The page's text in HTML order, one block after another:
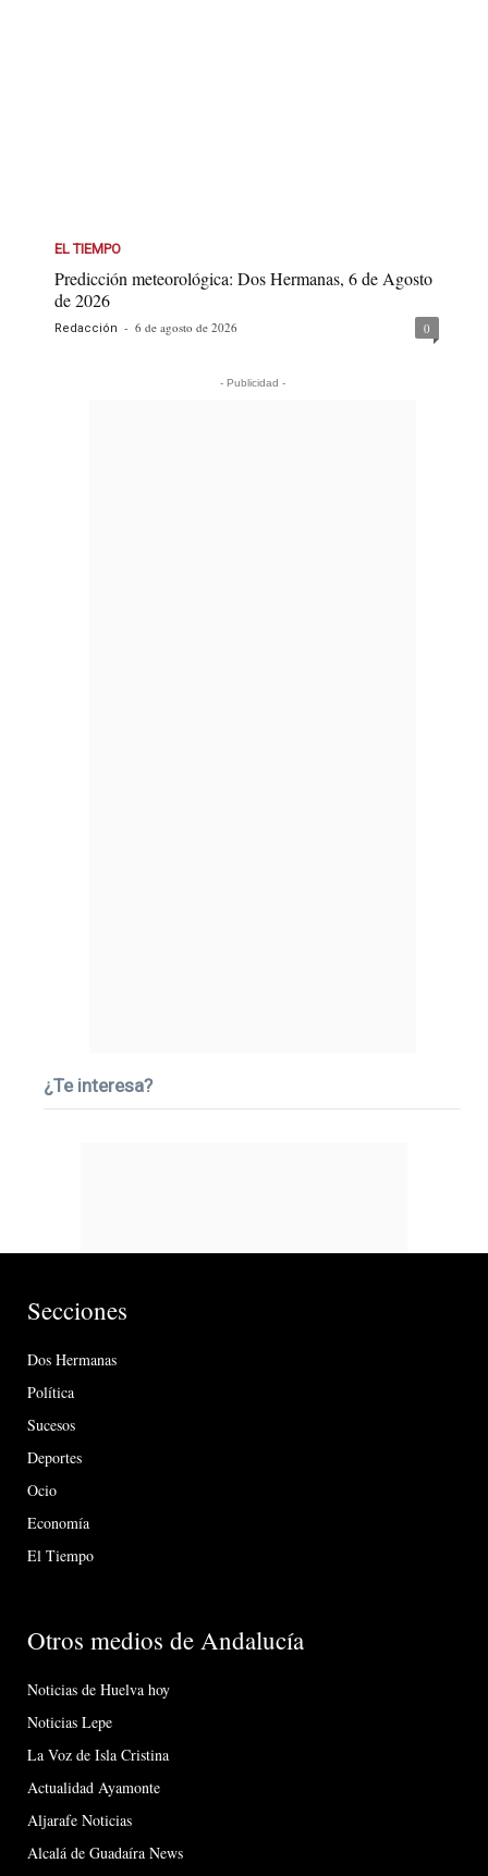
EL TIEMPO
Predicción meteorológica: Dos Hermanas, 6 de Agosto
de 2026
Redacción - 6 de agosto de 2026 0
- Publicidad -
¿Te interesa?
Secciones
Dos Hermanas
Política
Sucesos
Deportes
Ocio
Economía
El Tiempo
Otros medios de Andalucía
Noticias de Huelva hoy
Noticias Lepe
La Voz de Isla Cristina
Actualidad Ayamonte
Aljarafe Noticias
Alcalá de Guadaíra News